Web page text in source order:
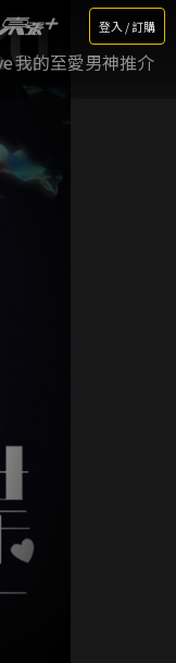
登入 / 訂購
我的至愛男神推介